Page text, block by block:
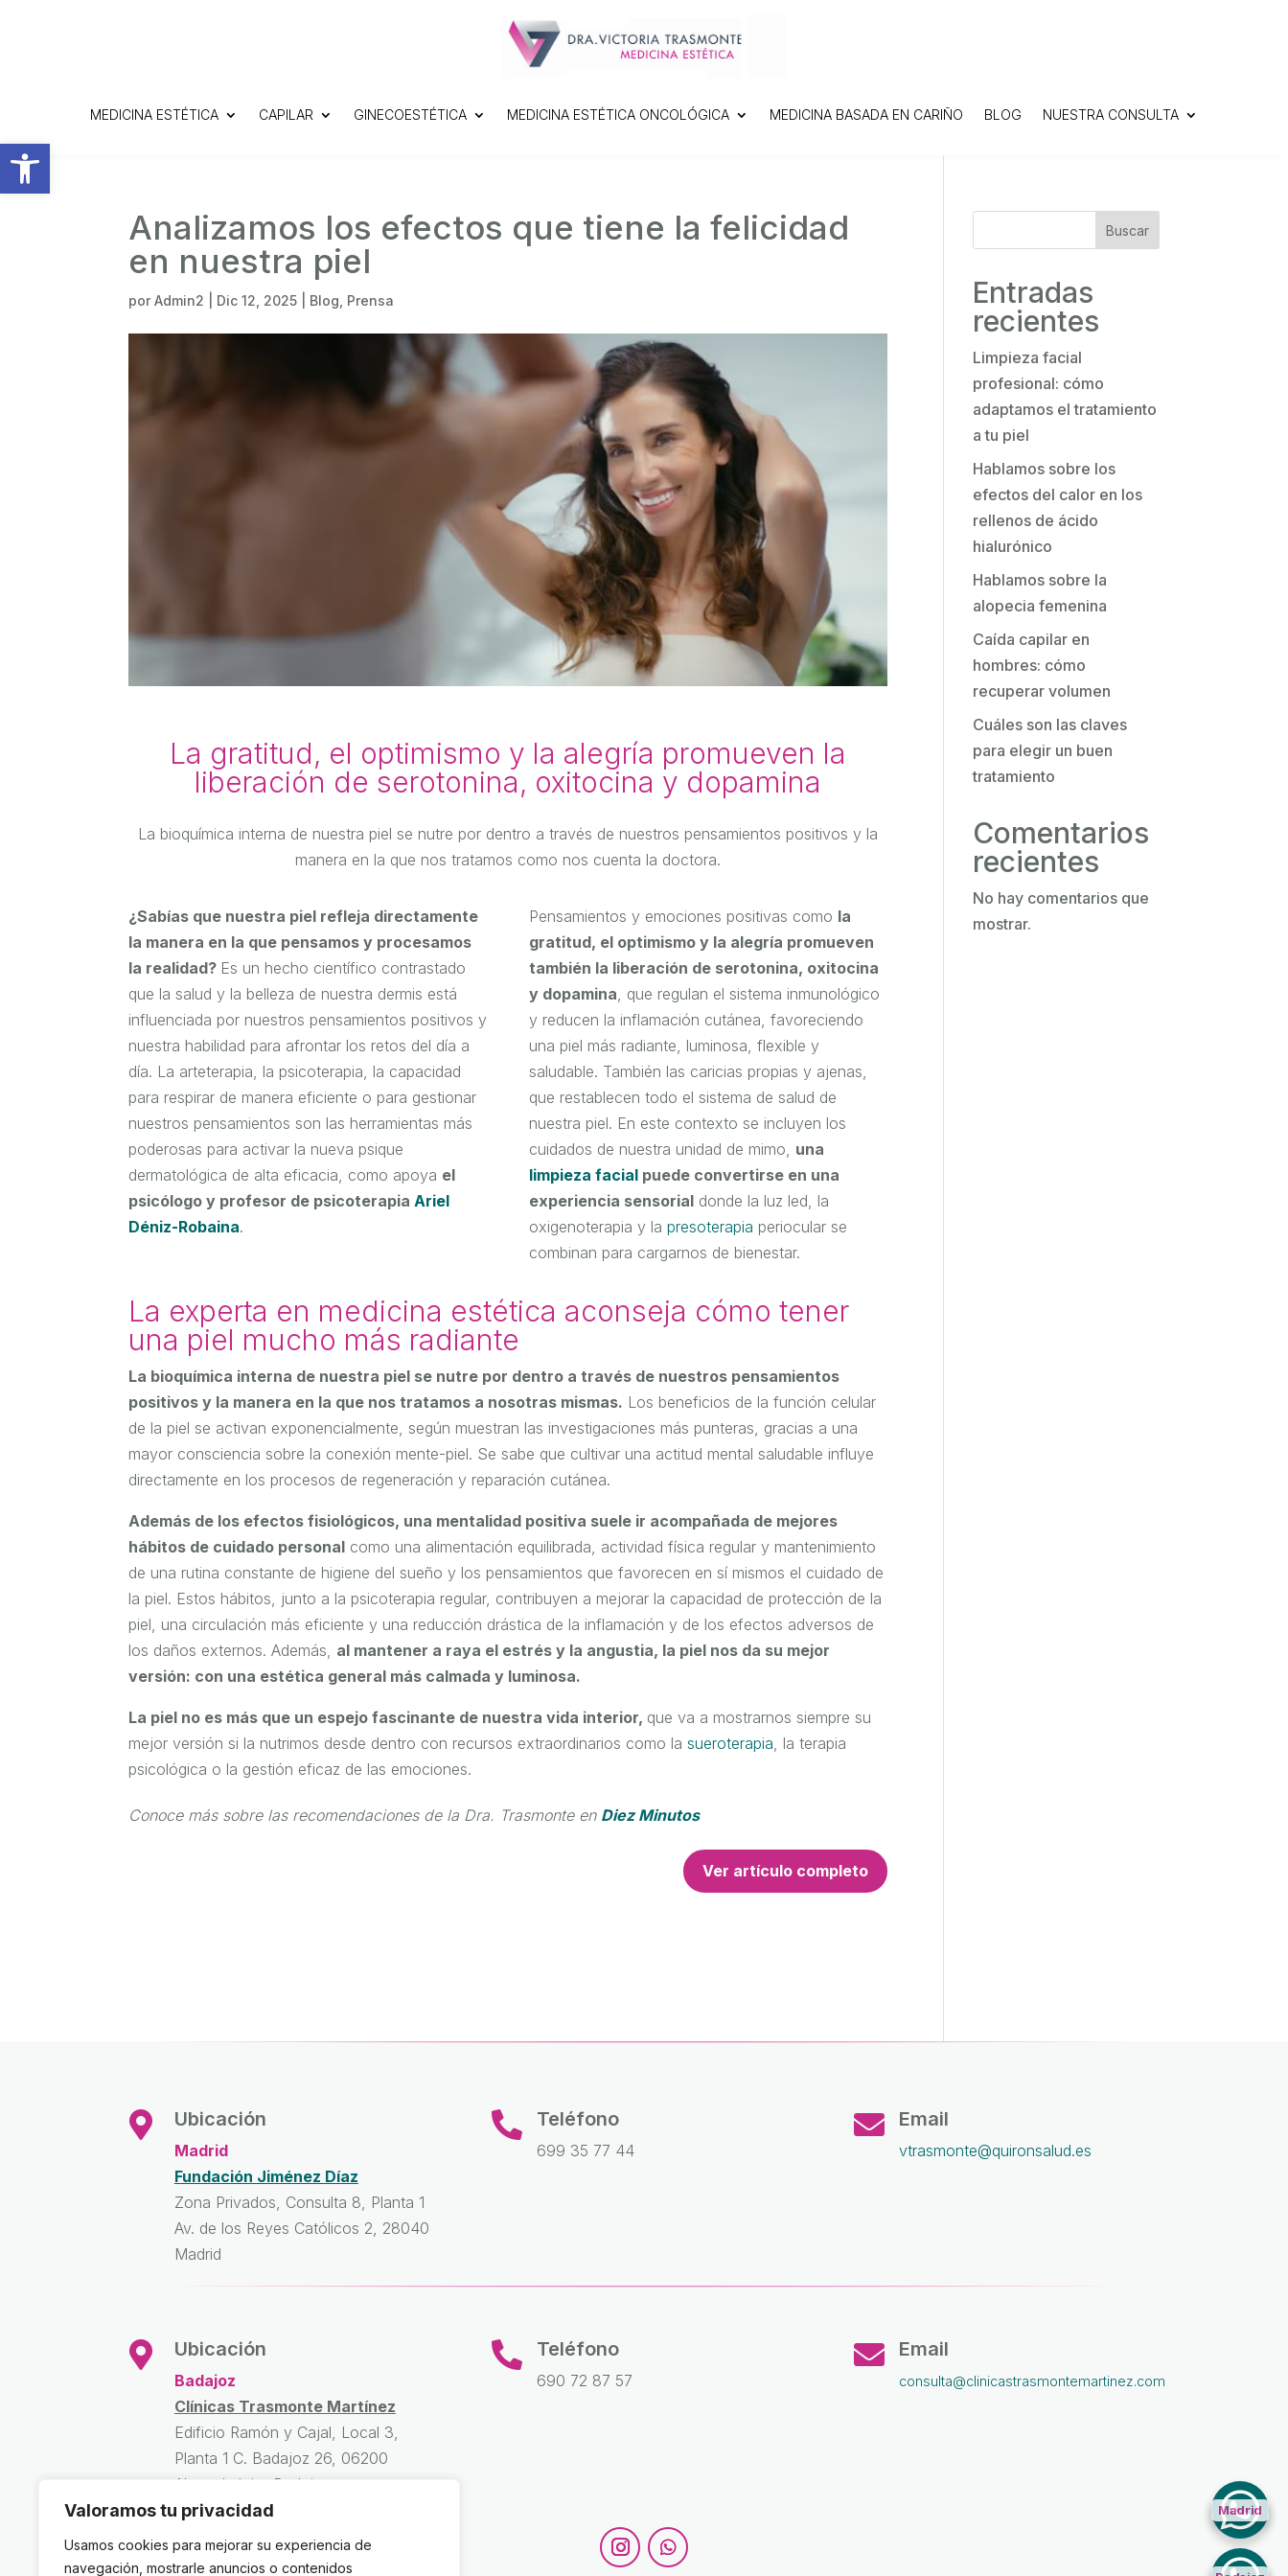
Abrir barra de herramientas
Valoramos tu privacidad
Usamos cookies para mejorar su experiencia de
navegación, mostrarle anuncios o contenidos
MEDICINA ESTÉTICA CAPILAR GINECOESTÉTICA MEDICINA ESTÉTICA ONCOLÓGICA MEDICINA BASADA EN CARIÑO BLOG NUESTRA CONSULTA
Analizamos los efectos que tiene la felicidad
en nuestra piel
porAdmin2 Dic 12, 2025 Blog Prensa
La gratitud, el optimismo y la alegría promueven la
liberación de serotonina, oxitocina y dopamina
La bioquímica interna de nuestra piel se nutre por dentro a través de nuestros pensamientos positivos y la
manera en la que nos tratamos como nos cuenta la doctora.
¿Sabías que nuestra piel refleja directamente
la manera en la que pensamos y procesamos
la realidad? Es un hecho científico contrastado
que la salud y la belleza de nuestra dermis está
influenciada por nuestros pensamientos positivos y
nuestra habilidad para afrontar los retos del día a
día. La arteterapia, la psicoterapia, la capacidad
para respirar de manera eficiente o para gestionar
nuestros pensamientos son las herramientas más
poderosas para activar la nueva psique
dermatológica de alta eficacia, como apoya el
psicólogo y profesor de psicoterapia Ariel
Déniz-Robaina.
Pensamientos y emociones positivas como la
gratitud, el optimismo y la alegría promueven
también la liberación de serotonina, oxitocina
y dopamina , que regulan el sistema inmunológico
y reducen la inflamación cutánea, favoreciendo
una piel más radiante, luminosa, flexible y
saludable. También las caricias propias y ajenas,
que restablecen todo el sistema de salud de
nuestra piel. En este contexto se incluyen los
cuidados de nuestra unidad de mimo, una
limpieza facialpuede convertirse en una
experiencia sensorialdonde la luz led, la
oxigenoterapia y la presoterapia periocular se
combinan para cargarnos de bienestar.
La experta en medicina estética aconseja cómo tener
una piel mucho más radiante
La bioquímica interna de nuestra piel se nutre por dentro a través de nuestros pensamientos
positivos y la manera en la que nos tratamos a nosotras mismas. Los beneficios de la función celular
de la piel se activan exponencialmente, según muestran las investigaciones más punteras, gracias a una
mayor consciencia sobre la conexión mente-piel. Se sabe que cultivar una actitud mental saludable influye
directamente en los procesos de regeneración y reparación cutánea.
Además de los efectos fisiológicos, una mentalidad positiva suele ir acompañada de mejores
hábitos de cuidado personal como una alimentación equilibrada, actividad física regular y mantenimiento
de una rutina constante de higiene del sueño y los pensamientos que favorecen en sí mismos el cuidado de
la piel. Estos hábitos, junto a la psicoterapia regular, contribuyen a mejorar la capacidad de protección de la
piel, una circulación más eficiente y una reducción drástica de la inflamación y de los efectos adversos de
los daños externos. Además, al mantener a raya el estrés y la angustia, la piel nos da su mejor
versión: con una estética general más calmada y luminosa.
La piel no es más que un espejo fascinante de nuestra vida interior, que va a mostrarnos siempre su
mejor versión si la nutrimos desde dentro con recursos extraordinarios como lasueroterapia , la terapia
psicológica o la gestión eficaz de las emociones.
Conoce más sobre las recomendaciones de la Dra. Trasmonte en Diez Minutos
Ver artículo completo
Buscar
Entradas
recientes
Limpieza facial
profesional: cómo
adaptamos el tratamiento
a tu piel
Hablamos sobre los
efectos del calor en los
rellenos de ácido
hialurónico
Hablamos sobre la
alopecia femenina
Caída capilar en
hombres: cómo
recuperar volumen
Cuáles son las claves
para elegir un buen
tratamiento
Comentarios
recientes
No hay comentarios que
mostrar.
 Ubicación
Madrid
Fundación Jiménez Díaz
Zona Privados, Consulta 8, Planta 1
Av. de los Reyes Católicos 2, 28040
Madrid
 Teléfono
699 35 77 44
 Email
vtrasmonte@quironsalud.es
 Ubicación
Badajoz
Clínicas Trasmonte Martínez
Edificio Ramón y Cajal, Local 3,
Planta 1 C. Badajoz 26, 06200
Almendralejo, Badajoz
 Teléfono
690 72 87 57
 Email
consulta@clinicastrasmontemartinez.com
Madrid